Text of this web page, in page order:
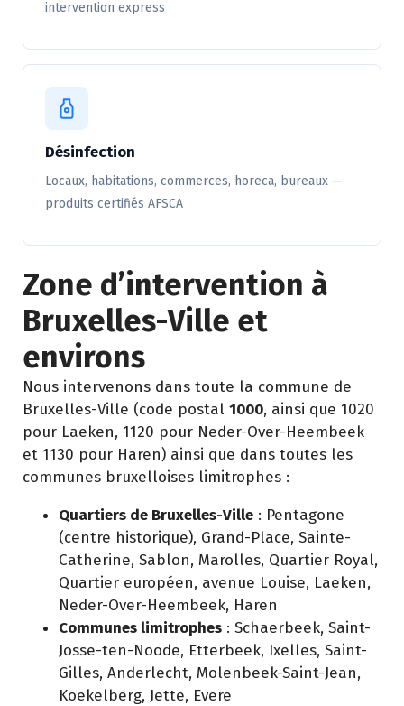
intervention express
Désinfection
Locaux, habitations, commerces, horeca, bureaux —
produits certifiés AFSCA
Zone d’intervention à
Bruxelles-Ville et
environs
Nous intervenons dans toute la commune de
Bruxelles-Ville (code postal 1000, ainsi que 1020
pour Laeken, 1120 pour Neder-Over-Heembeek
et 1130 pour Haren) ainsi que dans toutes les
communes bruxelloises limitrophes :
Quartiers de Bruxelles-Ville : Pentagone
(centre historique), Grand-Place, Sainte-
Catherine, Sablon, Marolles, Quartier Royal,
Quartier européen, avenue Louise, Laeken,
Neder-Over-Heembeek, Haren
Communes limitrophes : Schaerbeek, Saint-
Josse-ten-Noode, Etterbeek, Ixelles, Saint-
Gilles, Anderlecht, Molenbeek-Saint-Jean,
Koekelberg, Jette, Evere